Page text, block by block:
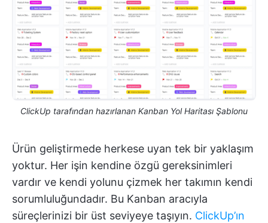
ClickUp tarafından hazırlanan Kanban Yol Haritası Şablonu
Ürün geliştirmede herkese uyan tek bir yaklaşım
yoktur. Her işin kendine özgü gereksinimleri
vardır ve kendi yolunu çizmek her takımın kendi
sorumluluğundadır. Bu Kanban aracıyla
süreçlerinizi bir üst seviyeye taşıyın. ClickUp’ın